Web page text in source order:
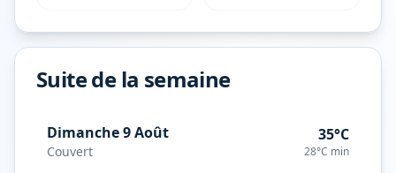
Suite de la semaine
Dimanche 9 Août
Couvert
35°C
28°C min